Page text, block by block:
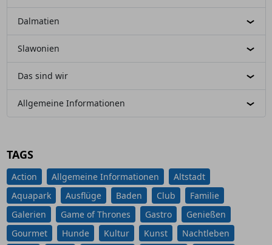
Dalmatien
Slawonien
Das sind wir
Allgemeine Informationen
TAGS
Action Allgemeine Informationen
Altstadt
Aquapark
Ausflüge Baden Club
Familie
Galerien
Game of Thrones Gastro
Genießen
Gourmet
Hunde Kultur Kunst
Nachtleben